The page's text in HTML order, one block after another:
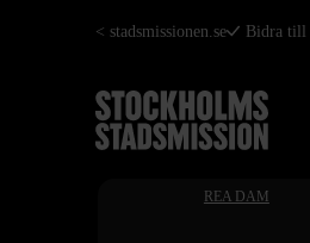
Hoppa
huvudinnehåll
< stadsmissionen.se Bidra till
REA DAM